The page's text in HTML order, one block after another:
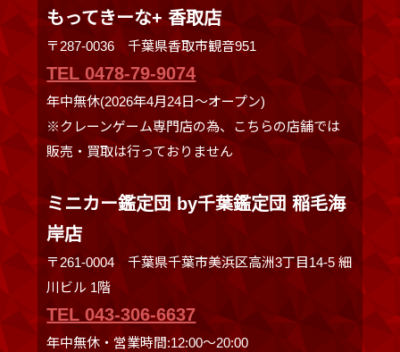
もってきーな+ 香取店
〒287-0036 千葉県香取市観音951
TEL 0478-79-9074
年中無休(2026年4月24日～オープン)
※クレーンゲーム専門店の為、こちらの店舗では
販売・買取は行っておりません
ミニカー鑑定団 by千葉鑑定団 稲毛海
岸店
〒261-0004 千葉県千葉市美浜区高洲3丁目14-5 細
川ビル 1階
TEL 043-306-6637
年中無休・営業時間:12:00〜20:00